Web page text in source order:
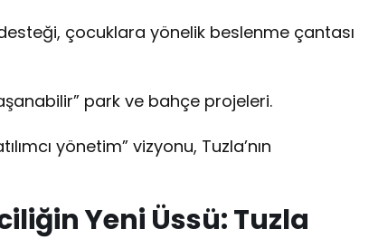
çocuklara yönelik beslenme çantası
park ve bahçe projeleri.
yönetim” vizyonu, Tuzla’nın
Yeni Üssü: Tuzla